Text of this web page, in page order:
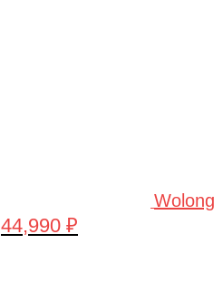
Wolong
Первоначальная
44,990 ₽